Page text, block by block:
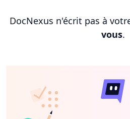
DocNexus n'écrit pas à
vous.